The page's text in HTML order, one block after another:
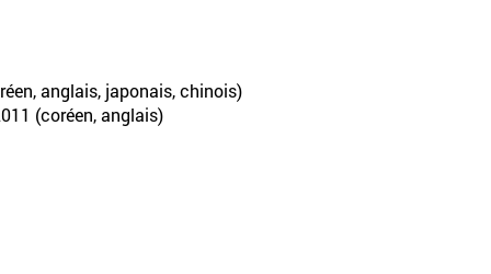
anglais, japonais, chinois)
(coréen, anglais)